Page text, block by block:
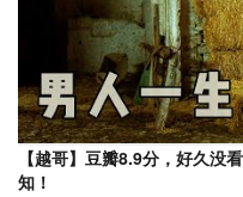
【越哥】豆瓣8.9分，好久没
知！